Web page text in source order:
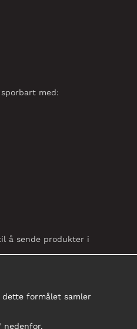
med:
å sende produkter i
dette formålet samler
nedenfor.